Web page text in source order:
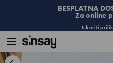
BESPLATNA
Za online
Iskoriti